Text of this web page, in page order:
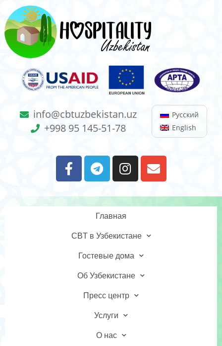
info@cbtuzbekistan.uz
+998 95 145-51-78
Русский
English
Главная
CBT в Узбекистане
Гостевые дома
Об Узбекистане
Пресс центр
Услуги
О нас